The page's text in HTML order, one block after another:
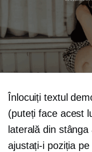
Înlocuiți textul
(puteți face acest
laterală din
ajustați-i poziția pe